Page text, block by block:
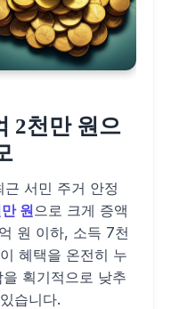
2천만 원으
서민 주거 안정
원으로 크게 증액
원 이하, 소득 7천
혜택을 온전히 누
획기적으로 낮추
습니다.